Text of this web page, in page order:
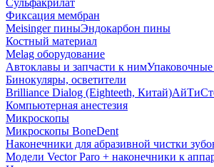
Сульфакрилат
Фиксация мембран
Meisinger пиныЭндокарбон пины
Костный материал
Melag оборудование
Автоклавы и запчасти к ним
Бинокуляры, осветители
Brilliance Dialog (Eighteeth, Китай)
Компьютерная анестезия
Микроскопы
Микроскопы BoneDent
Наконечники для абразивной чистки
Модели Vector Paro + наконечники к